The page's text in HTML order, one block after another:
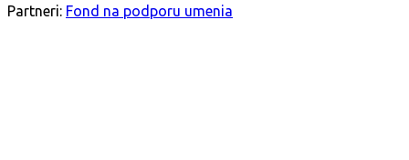
Partneri: Fond na podporu umenia